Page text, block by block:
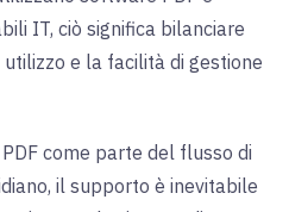
IT, ciò significa bilanciare
e la facilità di gestione
come parte del flusso di
il supporto è inevitabile